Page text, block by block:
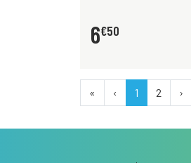
6€50
« ‹ 1 2 ›